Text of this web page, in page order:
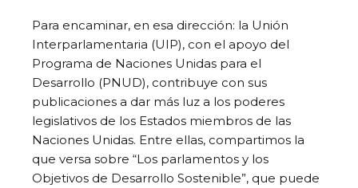
Para encaminar, en esa dirección: la Unión
Interparlamentaria (UIP), con el apoyo del
Programa de Naciones Unidas para el
Desarrollo (PNUD), contribuye con sus
publicaciones a dar más luz a los poderes
legislativos de los Estados miembros de las
Naciones Unidas. Entre ellas, compartimos la
que versa sobre “Los parlamentos y los
Objetivos de Desarrollo Sostenible”, que puede